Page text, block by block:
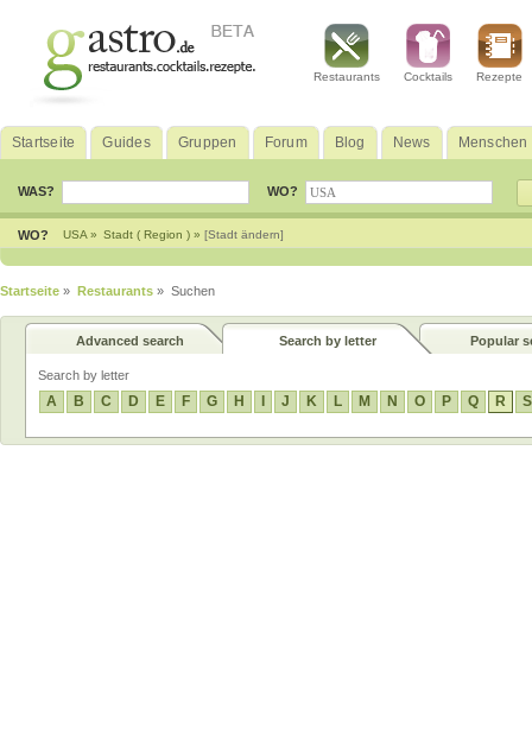
Restaurants Cocktails Rezepte
Startseite Guides Gruppen Forum Blog News Menschen
WAS? WO?
WO? USA » Stadt ( Region ) » [Stadt ändern]
Startseite » Restaurants » Suchen
Advanced search Search by letter Popular
Search by letter
A B C D E F G H J K L M N O P Q R S